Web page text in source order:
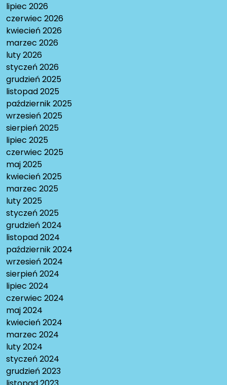
lipiec 2026
czerwiec 2026
kwiecień 2026
marzec 2026
luty 2026
styczeń 2026
grudzień 2025
listopad 2025
październik 2025
wrzesień 2025
sierpień 2025
lipiec 2025
czerwiec 2025
maj 2025
kwiecień 2025
marzec 2025
luty 2025
styczeń 2025
grudzień 2024
listopad 2024
październik 2024
wrzesień 2024
sierpień 2024
lipiec 2024
czerwiec 2024
maj 2024
kwiecień 2024
marzec 2024
luty 2024
styczeń 2024
grudzień 2023